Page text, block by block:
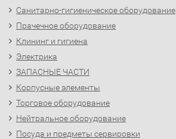
Санитарно-гигиеническое оборудование
Прачечное оборудование
Клининг и гигиена
Электрика
ЗАПАСНЫЕ ЧАСТИ
Корпусные элементы
Торговое оборудование
Нейтральное оборудование
Посуда и предметы сервировки